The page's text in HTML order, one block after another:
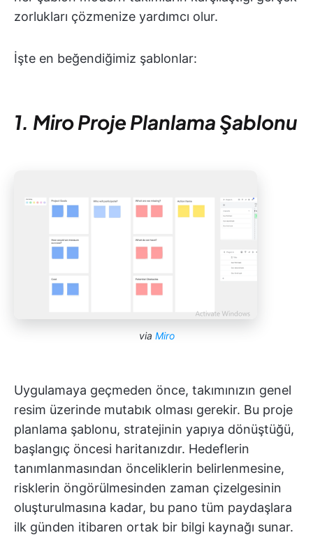
zorlukları çözmenize yardımcı olur.
İşte en beğendiğimiz şablonlar:
1. Miro Proje Planlama Şablonu
via Miro
Uygulamaya geçmeden önce, takımınızın genel
resim üzerinde mutabık olması gerekir. Bu proje
planlama şablonu, stratejinin yapıya dönüştüğü,
başlangıç öncesi haritanızdır. Hedeflerin
tanımlanmasından önceliklerin belirlenmesine,
risklerin öngörülmesinden zaman çizelgesinin
oluşturulmasına kadar, bu pano tüm paydaşlara
ilk günden itibaren ortak bir bilgi kaynağı sunar.